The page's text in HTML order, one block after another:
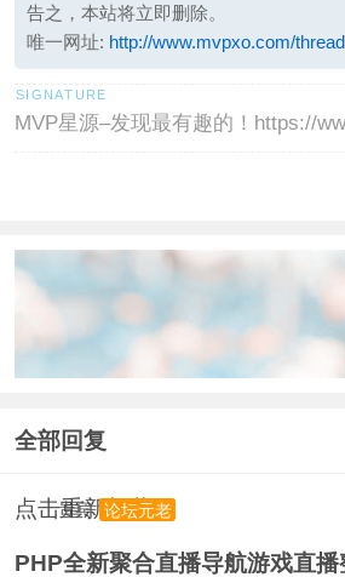
告之，本站将立即删除。
唯一网址: http://www.mvpxo.com/
MVP星源–发现最有趣的！https://
全部回复
点击重新加载
贵宾 论坛元老
PHP全新聚合直播导航游戏直